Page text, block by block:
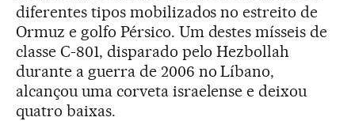
diferentes tipos mobilizados no estreito de
Ormuz e golfo Pérsico. Um destes mísseis de
classe C-801, disparado pelo Hezbollah
durante a guerra de 2006 no Líbano,
alcançou uma corveta israelense e deixou
quatro baixas.